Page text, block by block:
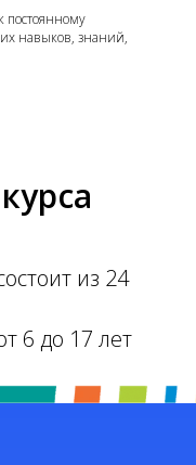
навыков, знаний,
из 24
6 до 17 лет